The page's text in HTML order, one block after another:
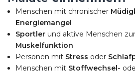
Menschen mit chronischer
Energiemangel
Sportler und aktive Menschen
Muskelfunktion
Personen mit Stress oder
Menschen mit Stoffwechsel-